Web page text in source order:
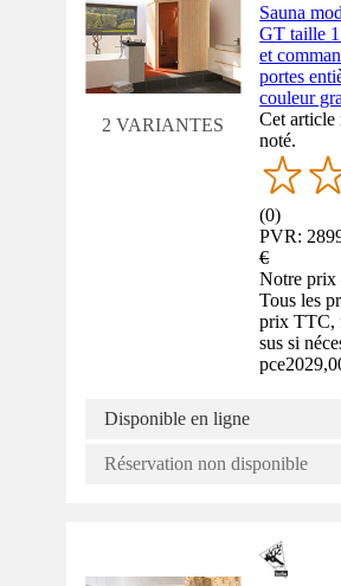
2 VARIANTES
Sauna
GT taille
et
portes
couleur
Cet article
noté.
(0)
PVR:
€
Notre
Tous les
prix TTC,
sus si
pce
Disponible en ligne
Réservation non disponible